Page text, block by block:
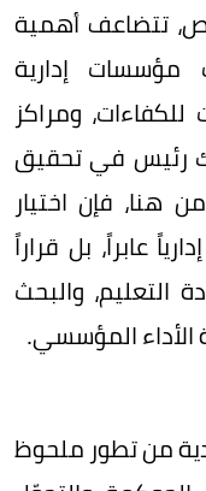
تتضاعف أهمية
مؤسسات إدارية
ومراكز
رئيس في تحقيق
هنا، فإن اختيار
عابراً، بل قراراً
التعليم، والبحث
الأداء المؤسسي.
من تطور ملحوظ